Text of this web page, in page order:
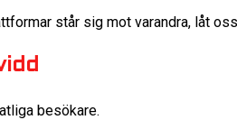
står sig mot varandra, låt
besökare.